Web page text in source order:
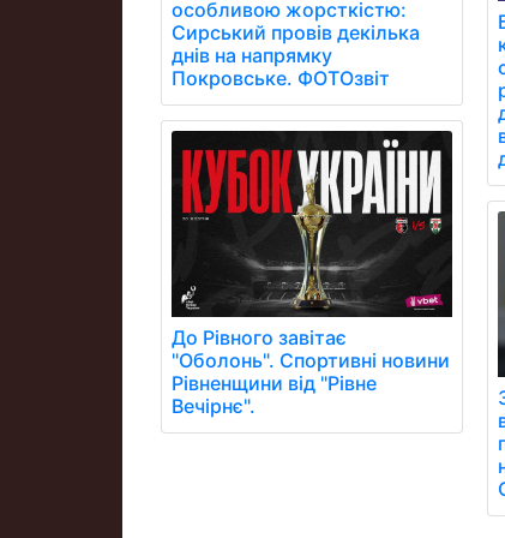
особливою жорсткістю:
Сирський провів декілька
днів на напрямку
Покровське. ФОТОзвіт
До Рівного завітає
"Оболонь". Спортивні новини
Рівненщини від "Рівне
Вечірнє".